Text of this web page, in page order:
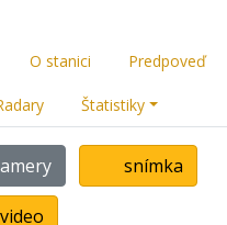
O stanici Predpoveď
Štatistiky
snímka